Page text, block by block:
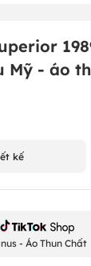
Mỹ - áo
kế
- Áo Thun Chất